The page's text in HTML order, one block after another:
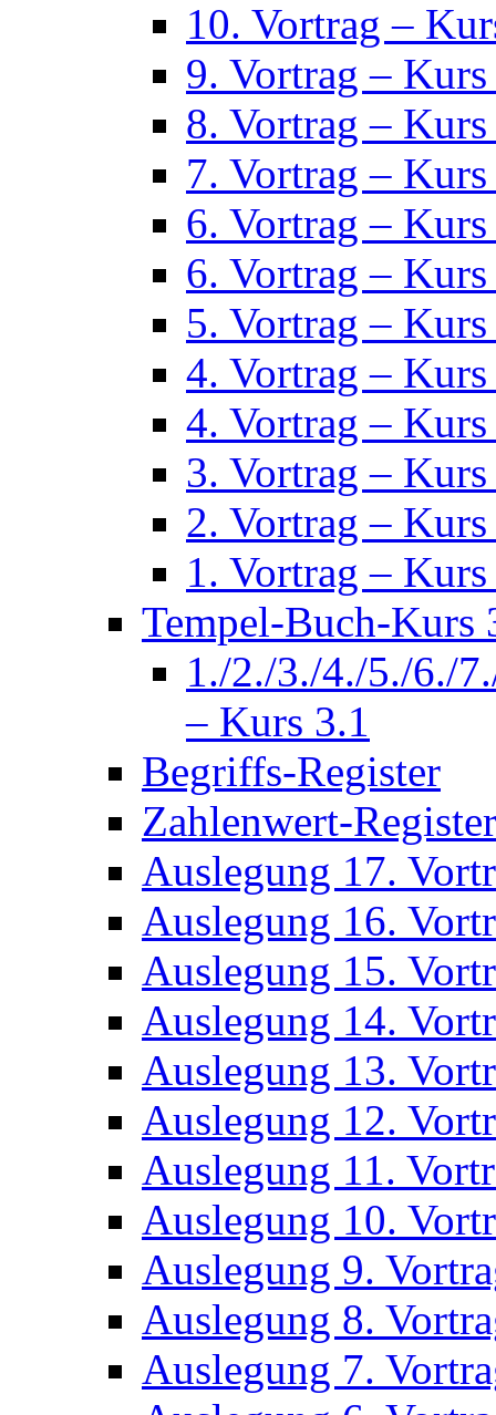
10. Vortrag –
9. Vortrag –
8. Vortrag –
7. Vortrag –
6. Vortrag –
6. Vortrag –
5. Vortrag –
4. Vortrag –
4. Vortrag –
3. Vortrag –
2. Vortrag –
1. Vortrag –
Tempel-Buch-Kurs
1./2./3./4./5./6./
– Kurs 3.1
Begriffs-Register
Zahlenwert-Register
Auslegung 17.
Auslegung 16.
Auslegung 15.
Auslegung 14.
Auslegung 13.
Auslegung 12.
Auslegung 11.
Auslegung 10.
Auslegung 9.
Auslegung 8.
Auslegung 7.